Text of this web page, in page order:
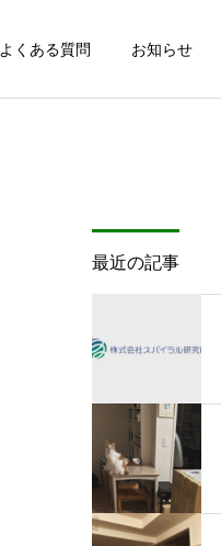
よくある質問 お知らせ
最近の記事